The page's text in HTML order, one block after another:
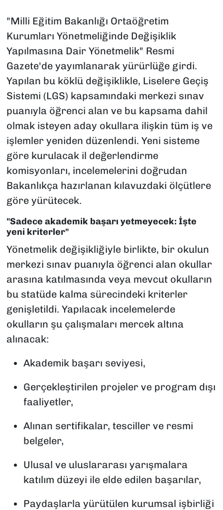
"Milli Eğitim Bakanlığı Ortaöğretim
Kurumları Yönetmeliğinde Değişiklik
Yapılmasına Dair Yönetmelik" Resmi
Gazete'de yayımlanarak yürürlüğe girdi.
Yapılan bu köklü değişiklikle, Liselere Geçiş
Sistemi (LGS) kapsamındaki merkezi sınav
puanıyla öğrenci alan ve bu kapsama dahil
olmak isteyen aday okullara ilişkin tüm iş ve
işlemler yeniden düzenlendi. Yeni sisteme
göre kurulacak il değerlendirme
komisyonları, incelemelerini doğrudan
Bakanlıkça hazırlanan kılavuzdaki ölçütlere
göre yürütecek.
"Sadece akademik başarı yetmeyecek: İşte
yeni kriterler"
Yönetmelik değişikliğiyle birlikte, bir okulun
merkezi sınav puanıyla öğrenci alan okullar
arasına katılmasında veya mevcut okulların
bu statüde kalma sürecindeki kriterler
genişletildi. Yapılacak incelemelerde
okulların şu çalışmaları mercek altına
alınacak:
Akademik başarı seviyesi,
Gerçekleştirilen projeler ve program dışı
faaliyetler,
Alınan sertifikalar, tesciller ve resmi
belgeler,
Ulusal ve uluslararası yarışmalara
katılım düzeyi ile elde edilen başarılar,
Paydaşlarla yürütülen kurumsal işbirliği